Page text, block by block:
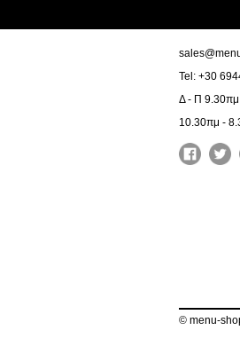
Tel: +30
Δ - Π
10.30πμ -
© menu-